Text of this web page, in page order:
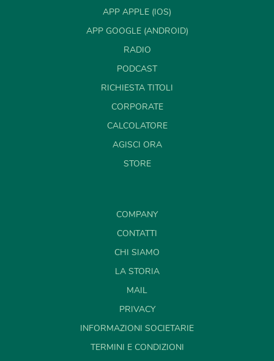
APP APPLE (IOS)
APP GOOGLE (ANDROID)
RADIO
PODCAST
RICHIESTA TITOLI
CORPORATE
CALCOLATORE
AGISCI ORA
STORE
COMPANY
CONTATTI
CHI SIAMO
LA STORIA
MAIL
PRIVACY
INFORMAZIONI SOCIETARIE
TERMINI E CONDIZIONI